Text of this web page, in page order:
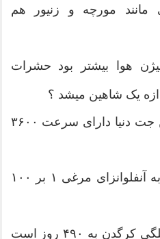
مانند مورچه و زنیور هم
هوا بیشتر بود حشرات
یک شاهین میشد ؟
سریع ترین جت دنیا دارای سرعت ۳۶۰۰
خطر ابتلا به آنفلوانزای مرغی ۱ بر ۱۰۰
دروان حاملگی کرگدن به ۴۹۰ روز است